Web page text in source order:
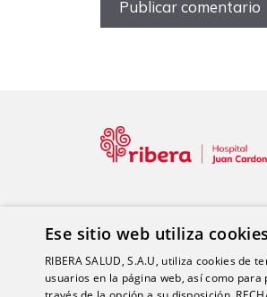
Ese sitio web utiliza cookies
RIBERA SALUD, S.A.U, utiliza cookies
usuarios en la página web, así como